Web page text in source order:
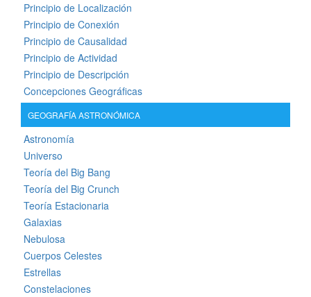
Principio de Localización
Principio de Conexión
Principio de Causalidad
Principio de Actividad
Principio de Descripción
Concepciones Geográficas
GEOGRAFÍA ASTRONÓMICA
Astronomía
Universo
Teoría del Big Bang
Teoría del Big Crunch
Teoría Estacionaria
Galaxias
Nebulosa
Cuerpos Celestes
Estrellas
Constelaciones